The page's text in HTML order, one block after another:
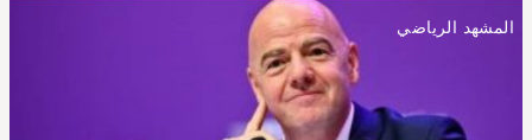
المشهد الرياضي